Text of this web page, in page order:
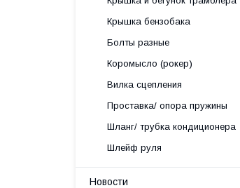
Крышка бензобака
Болты разные
Коромысло (рокер)
Вилка сцепления
Проставка/ опора пружины
Шланг/ трубка кондиционера
Шлейф руля
Новости